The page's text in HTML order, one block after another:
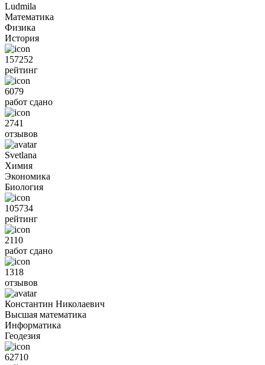
Ludmila
Математика
Физика
История
157252
рейтинг
6079
работ сдано
2741
отзывов
Svetlana
Химия
Экономика
Биология
105734
рейтинг
2110
работ сдано
1318
отзывов
Константин Николаевич
Высшая математика
Информатика
Геодезия
62710